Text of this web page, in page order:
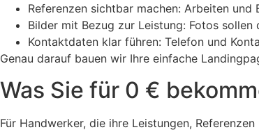
Referenzen sichtbar machen: Arbeiten
Bilder mit Bezug zur Leistung: Fotos
Kontaktdaten klar führen: Telefon und
Genau darauf bauen wir Ihre einfache
Was Sie für 0 €
Für Handwerker, die ihre Leistungen,